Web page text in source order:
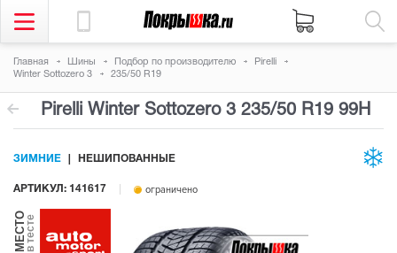
Главная Шины Подбор по производителю
Pirelli
Winter Sottozero 3
235/50 R19
Pirelli Winter Sottozero 3 235/50 R19 99H
АРТИКУЛ: 141617 ограничено
ЗИМНИЕ НЕШИПОВАННЫЕ
МЕСТОв тесте